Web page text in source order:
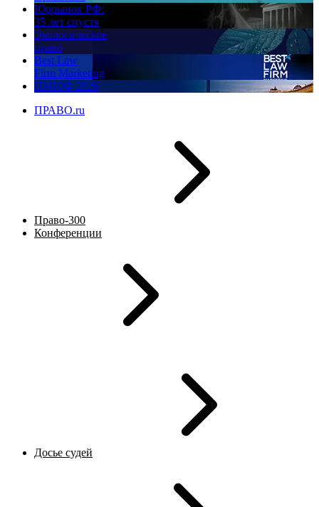
Юррынок РФ:
35 лет спустя
Экологическое
право
Best Law
Firm Marketing
ПМЮФ 2026
ПРАВО.ru
Право-300
Конференции
Досье судей